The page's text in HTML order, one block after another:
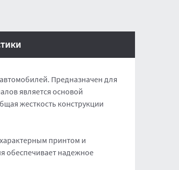
Предназначен для
является основой
жесткость конструкции
принтом и
обеспечивает надежное